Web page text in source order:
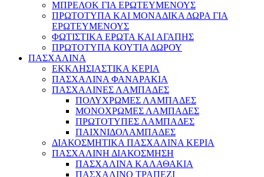
ΜΠΡΕΛΟΚ ΓΙΑ ΕΡΩΤΕΥΜΕΝΟΥΣ
ΠΡΩΤΟΤΥΠΑ ΚΑΙ ΜΟΝΑΔΙΚΑ ΔΩΡΑ ΓΙΑ
ΕΡΩΤΕΥΜΕΝΟΥΣ
ΦΩΤΙΣΤΙΚΑ ΕΡΩΤΑ ΚΑΙ ΑΓΑΠΗΣ
ΠΡΩΤΟΤΥΠΑ ΚΟΥΤΙΑ ΔΩΡΟΥ
ΠΑΣΧΑΛΙΝΑ
ΕΚΚΛΗΣΙΑΣΤΙΚΑ ΚΕΡΙΑ
ΠΑΣΧΑΛΙΝΑ ΦΑΝΑΡΑΚΙΑ
ΠΑΣΧΑΛΙΝΕΣ ΛΑΜΠΑΔΕΣ
ΠΟΛΥΧΡΩΜΕΣ ΛΑΜΠΑΔΕΣ
ΜΟΝΟΧΡΩΜΕΣ ΛΑΜΠΑΔΕΣ
ΠΡΩΤΟΤΥΠΕΣ ΛΑΜΠΑΔΕΣ
ΠΑΙΧΝΙΔΟΛΑΜΠΑΔΕΣ
ΔΙΑΚΟΣΜΗΤΙΚΑ ΠΑΣΧΑΛΙΝΑ ΚΕΡΙΑ
ΠΑΣΧΑΛΙΝΗ ΔΙΑΚΟΣΜΗΣΗ
ΠΑΣΧΑΛΙΝΑ ΚΑΛΑΘΑΚΙΑ
ΠΑΣΧΑΛΙΝΟ ΤΡΑΠΕΖΙ